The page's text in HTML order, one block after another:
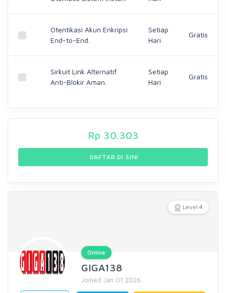
Otentikasi Akun Enkripsi
End-to-End.
Setiap
Hari
Gratis
Sirkuit Link Alternatif
Anti-Blokir Aman.
Setiap
Hari
Gratis
Rp 30.303
DAFTAR DI SINI
Level 4
Online
GIGA138
Joined Jan 01 2026